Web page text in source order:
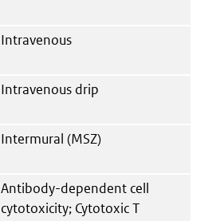
Intravenous
Intravenous drip
Intermural (MSZ)
Antibody-dependent cell
cytotoxicity; Cytotoxic T